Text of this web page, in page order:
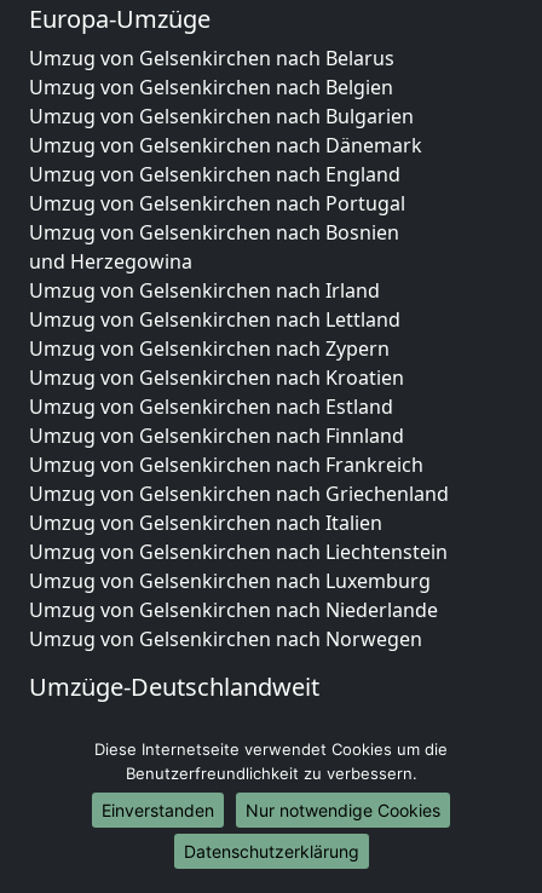
Europa-Umzüge
Umzug von Gelsenkirchen nach Belarus
Umzug von Gelsenkirchen nach Belgien
Umzug von Gelsenkirchen nach Bulgarien
Umzug von Gelsenkirchen nach Dänemark
Umzug von Gelsenkirchen nach England
Umzug von Gelsenkirchen nach Portugal
Umzug von Gelsenkirchen nach Bosnien
und Herzegowina
Umzug von Gelsenkirchen nach Irland
Umzug von Gelsenkirchen nach Lettland
Umzug von Gelsenkirchen nach Zypern
Umzug von Gelsenkirchen nach Kroatien
Umzug von Gelsenkirchen nach Estland
Umzug von Gelsenkirchen nach Finnland
Umzug von Gelsenkirchen nach Frankreich
Umzug von Gelsenkirchen nach Griechenland
Umzug von Gelsenkirchen nach Italien
Umzug von Gelsenkirchen nach Liechtenstein
Umzug von Gelsenkirchen nach Luxemburg
Umzug von Gelsenkirchen nach Niederlande
Umzug von Gelsenkirchen nach Norwegen
Umzüge-Deutschlandweit
Umzug von Gelsenkirchen nach Hamburg
Umzug von Gelsenkirchen nach München
Umzug von Gelsenkirchen nach Köln
Umzug von Gelsenkirchen nach Frankfurt am Main
Umzug von Gelsenkirchen nach Stuttgart
Diese Internetseite verwendet Cookies um die
Benutzerfreundlichkeit zu verbessern.
Einverstanden
Nur notwendige Cookies
Datenschutzerklärung